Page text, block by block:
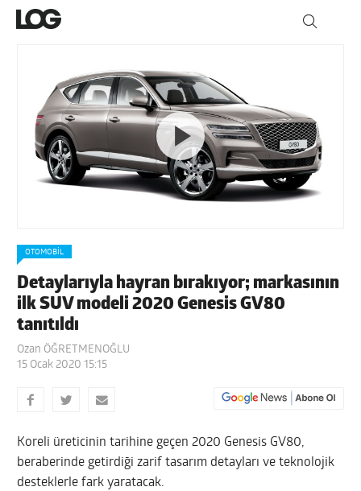
OTOMOBIL
Detaylarıyla hayran bırakıyor; markasının
ilk SUV modeli 2020 Genesis GV80
tanıtıldı
Ozan ÖĞRETMENOĞLU
15 Ocak 2020 15:15
Koreli üreticinin tarihine geçen 2020 Genesis GV80,
beraberinde getirdiği zarif tasarım detayları ve teknolojik
desteklerle fark yaratacak.